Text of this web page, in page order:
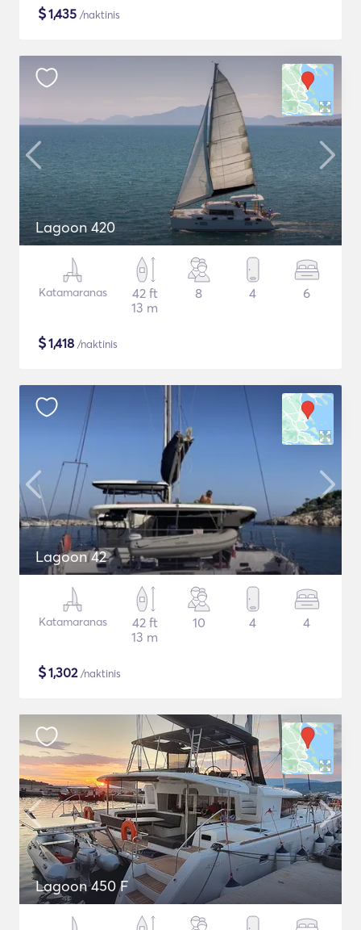
$1,435 /naktinis
Lagoon 420
Katamaranas
42 ft
13 m
8 4 6
$1,418 /naktinis
Lagoon 42
Katamaranas
42 ft
13 m
10 4 4
$1,302/naktinis
Lagoon 450 F